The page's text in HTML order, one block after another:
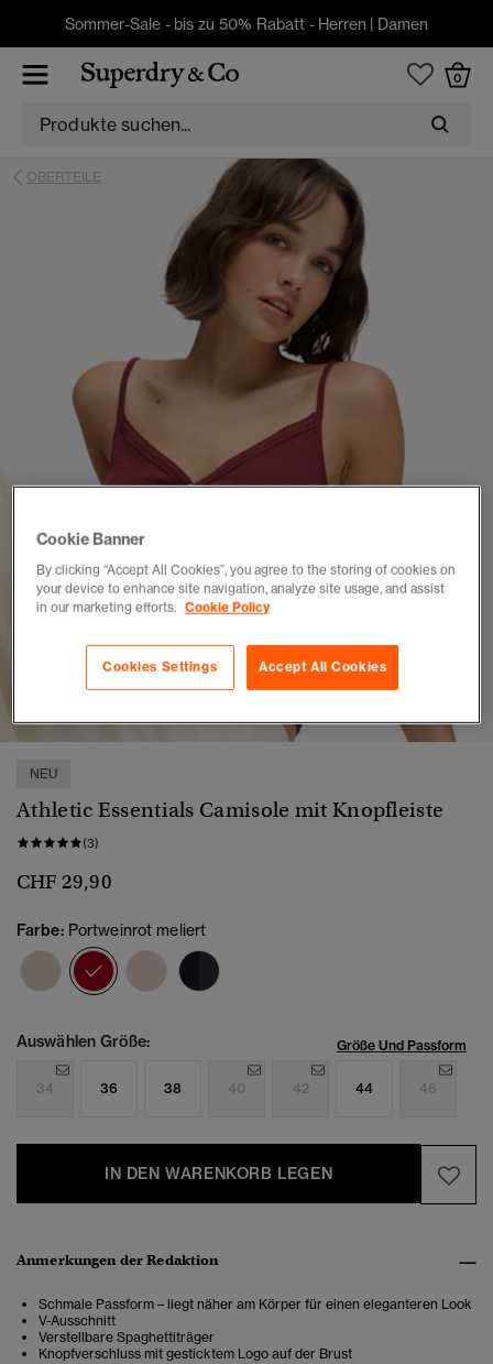
Sommer-Sale - bis zu 50% Rabatt - Herren | Damen
0
OBERTEILE
2 4
NEU
Athletic Essentials Camisole mit Knopfleiste
(3)
CHF 29,90
Farbe: Portweinrot meliert
Ausgewählt
Auswählen Größe: Größe Und Passform
34 36 38 40 42 44 46
IN DEN WARENKORB LEGEN
Anmerkungen der Redaktion
Schmale Passform – liegt näher am Körper für einen eleganteren Look
V-Ausschnitt
Verstellbare Spaghettiträger
Knopfverschluss mit gesticktem Logo auf der Brust
Cookie Banner
By clicking “Accept All Cookies”, you agree to the storing of cookies on
your device to enhance site navigation, analyze site usage, and assist
in our marketing efforts. Cookie Policy
Accept All Cookies
Cookies Settings